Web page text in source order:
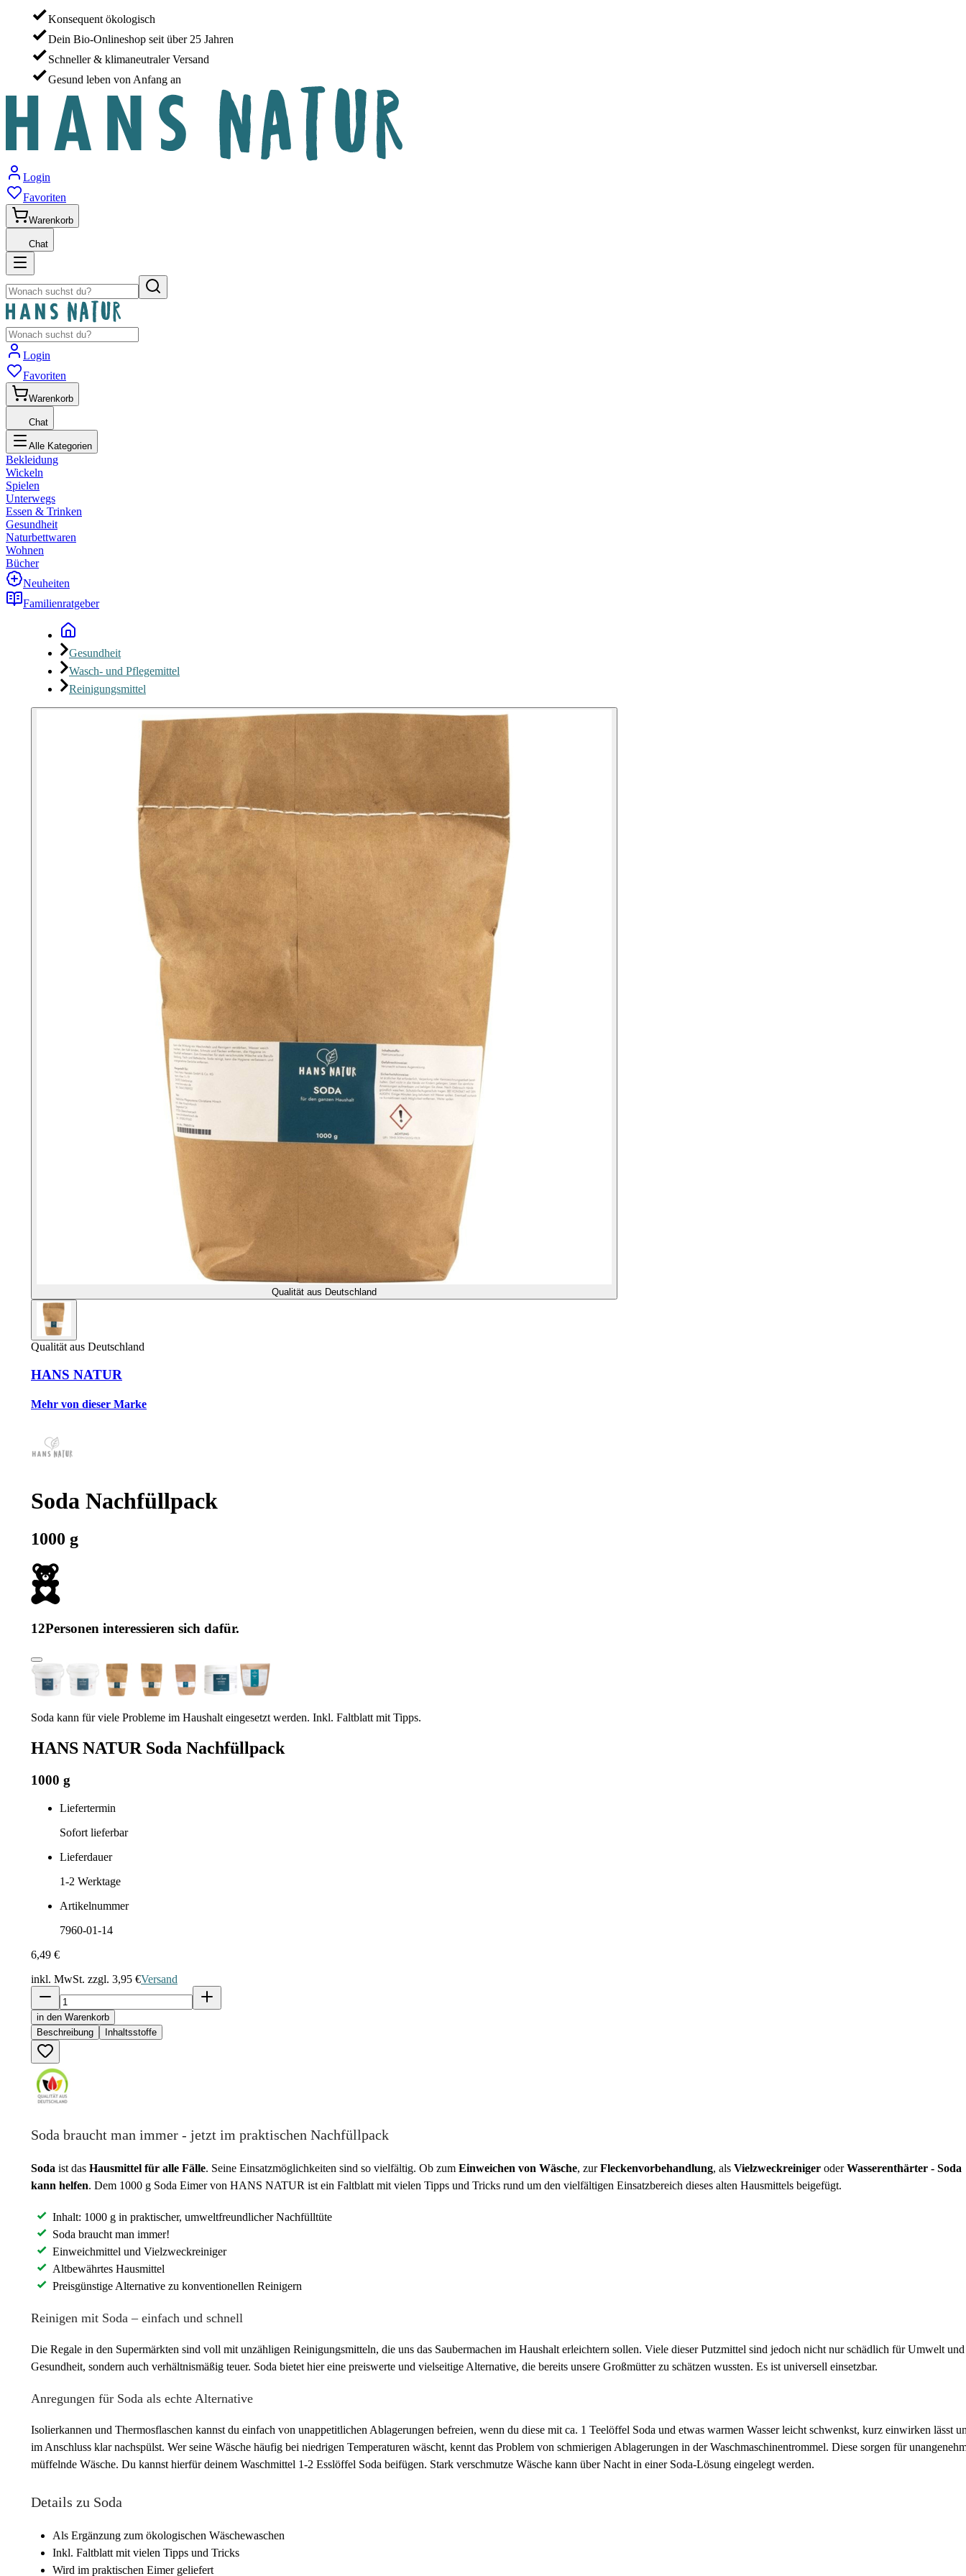
Konsequent ökologisch
Dein Bio-Onlineshop seit über 25 Jahren
Schneller & klimaneutraler Versand
Gesund leben von Anfang an
Login
Favoriten
Warenkorb
Chat
Login
Favoriten
Warenkorb
Chat
Alle Kategorien
Bekleidung
Wickeln
Spielen
Unterwegs
Essen & Trinken
Gesundheit
Naturbettwaren
Wohnen
Bücher
Neuheiten
Familienratgeber
Gesundheit
Wasch- und Pflegemittel
Reinigungsmittel
Qualität aus Deutschland
Qualität aus Deutschland
HANS NATUR
Mehr von dieser Marke
Soda Nachfüllpack
1000 g
12Personen interessieren sich dafür.
Soda kann für viele Probleme im Haushalt eingesetzt werden. Inkl. Faltblatt mit Tipps.
HANS NATUR Soda Nachfüllpack
1000 g
Liefertermin
Sofort lieferbar
Lieferdauer
1-2 Werktage
Artikelnummer
7960-01-14
6,49 €
inkl. MwSt. zzgl. 3,95 €Versand
in den Warenkorb
Beschreibung
Inhaltsstoffe
Soda braucht man immer - jetzt im praktischen Nachfüllpack
Soda ist das Hausmittel für alle Fälle. Seine Einsatzmöglichkeiten sind so vielfältig. Ob zum Einweichen von Wäsche, zurFleckenvorbehandlung, als Vielzweckreiniger oderWasserenthärter - Soda
kann helfen. Dem 1000 g Soda Eimer von HANS NATUR ist ein Faltblatt mit vielen Tipps und Tricks rund um den vielfältigen Einsatzbereich dieses alten Hausmittels beigefügt.
Inhalt: 1000 g in praktischer, umweltfreundlicher Nachfülltüte
Soda braucht man immer!
Einweichmittel und Vielzweckreiniger
Altbewährtes Hausmittel
Preisgünstige Alternative zu konventionellen Reinigern
Reinigen mit Soda – einfach und schnell
Die Regale in den Supermärkten sind voll mit unzähligen Reinigungsmitteln, die uns das Saubermachen im Haushalt erleichtern sollen. Viele dieser Putzmittel sind jedoch nicht nur schädlich für Umwelt und
Gesundheit, sondern auch verhältnismäßig teuer. Soda bietet hier eine preiswerte und vielseitige Alternative, die bereits unsere Großmütter zu schätzen wussten. Es ist universell einsetzbar.
Anregungen für Soda als echte Alternative
Isolierkannen und Thermosflaschen kannst du einfach von unappetitlichen Ablagerungen befreien, wenn du diese mit ca. 1 Teelöffel Soda und etwas warmen Wasser leicht schwenkst, kurz einwirken lässt
im Anschluss klar nachspülst. Wer seine Wäsche häufig bei niedrigen Temperaturen wäscht, kennt das Problem von schmierigen Ablagerungen in der Waschmaschinentrommel. Diese sorgen für
müffelnde Wäsche. Du kannst hierfür deinem Waschmittel 1-2 Esslöffel Soda beifügen. Stark verschmutze Wäsche kann über Nacht in einer Soda-Lösung eingelegt werden.
Details zu Soda
Als Ergänzung zum ökologischen Wäschewaschen
Inkl. Faltblatt mit vielen Tipps und Tricks
Wird im praktischen Eimer geliefert